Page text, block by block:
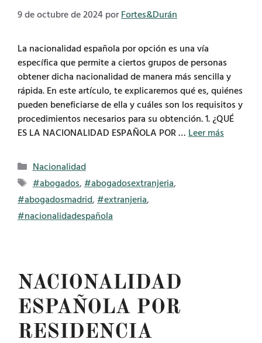
9 de octubre de 2024 porFortes&Durán
La nacionalidad española por opción es una vía
específica que permite a ciertos grupos de personas
obtener dicha nacionalidad de manera más sencilla y
rápida. En este artículo, te explicaremos qué es, quiénes
pueden beneficiarse de ella y cuáles son los requisitos y
procedimientos necesarios para su obtención. 1. ¿QUÉ
ES LA NACIONALIDAD ESPAÑOLA POR … Leer más
Categorías
Nacionalidad
Etiquetas
#abogados, #abogadosextranjeria,
#abogadosmadrid, #extranjeria,
#nacionalidadespañola
NACIONALIDAD
ESPAÑOLA POR
RESIDENCIA